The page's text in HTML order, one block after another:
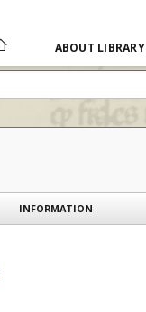
ABOUT LIBRARY
INFORMATION